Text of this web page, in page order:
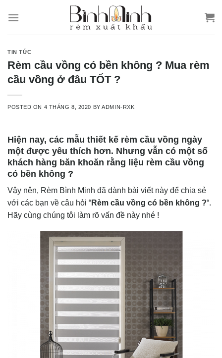
TIN TỨC
Rèm cầu vồng có bền không ? Mua rèm
cầu vồng ở đâu TỐT ?
POSTED ON 4 THÁNG 8, 2020 BYADMIN-RXK
Hiện nay, các mẫu thiết kế rèm cầu vồng ngày
một được yêu thích hơn. Nhưng vẫn có một số
khách hàng băn khoăn rằng liệu rèm cầu vồng
có bền không ?
Vậy nên, Rèm Bình Minh đã dành bài viết này để chia sẻ
với các bạn về câu hỏi “Rèm cầu vồng có bền không ?“.
Hãy cùng chúng tôi làm rõ vấn đề này nhé !